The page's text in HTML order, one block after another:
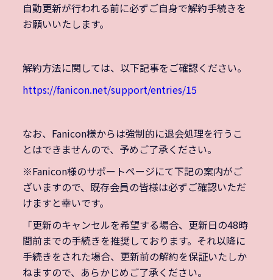
自動更新が行われる前に必ずご自身で解約手続きを
お願いいたします。
解約方法に関しては、以下記事をご確認ください。
https://fanicon.net/support/entries/15
なお、Fanicon様からは強制的に退会処理を行うこ
とはできませんので、予めご了承ください。
※Fanicon様のサポートページにて下記の案内がご
ざいますので、既存会員の皆様は必ずご確認いただ
けますと幸いです。
「更新のキャンセルを希望する場合、更新日の48時
間前までの手続きを推奨しております。それ以降に
手続きをされた場合、更新前の解約を保証いたしか
ねますので、あらかじめご了承ください。